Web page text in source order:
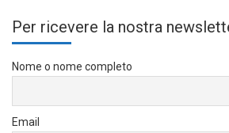
Per ricevere la nostra
Nome o nome completo
Email